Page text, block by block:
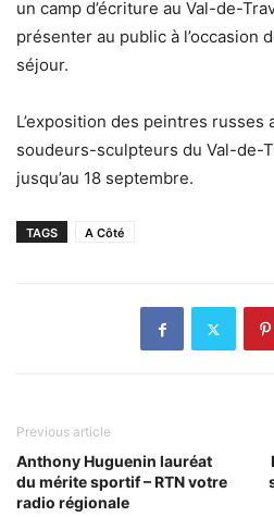
un camp d’écriture au Val-de-
présenter au public à l’occasion
séjour.
L’exposition des peintres
soudeurs-sculpteurs du Val-de-
jusqu’au 18 septembre.
TAGS A Côté
Previous article
Anthony Huguenin lauréat
du mérite sportif – RTN votre
radio régionale